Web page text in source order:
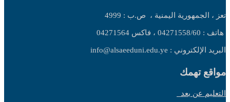
تعز ، الجمهورية اليمنية ، ص.ب : 4999
هاتف : 04271558/60 ، فاكس 04271564
البريد الإلكتروني : info@alsaeeduni.edu.ye
مواقع تهمك
التعليم عن بعد